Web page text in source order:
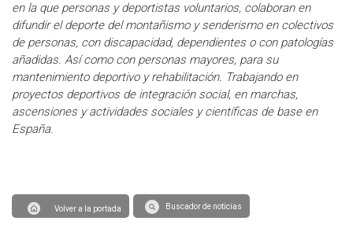
en la que personas y deportistas voluntarios, colaboran en
difundir el deporte del montañismo y senderismo en colectivos
de personas, con discapacidad, dependientes o con patologías
añadidas. Así como con personas mayores, para su
mantenimiento deportivo y rehabilitación. Trabajando en
proyectos deportivos de integración social, en marchas,
ascensiones y actividades sociales y científicas de base en
España.
Volver a la portada Buscador de noticias